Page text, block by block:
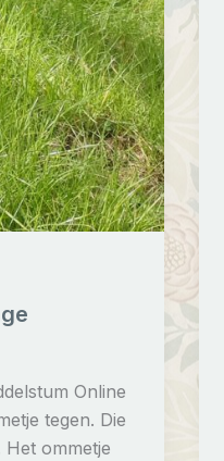
Online
tegen. Die
Het ommetje